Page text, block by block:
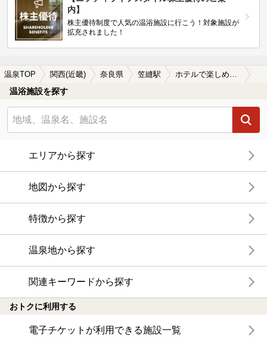
内】
株主優待制度で人気の温浴施設に行こう！対象施設が
拡充されました！
温泉TOP 関西(近畿) 奈良県 笠縫駅 ホテルで楽しめる笠縫駅近くの温泉、日帰り温泉、スーパー銭湯おすすめ
温浴施設を探す
エリアから探す
地図から探す
特徴から探す
温泉地から探す
関連キーワードから探す
おトクに利用する
電子チケットが利用できる施設一覧